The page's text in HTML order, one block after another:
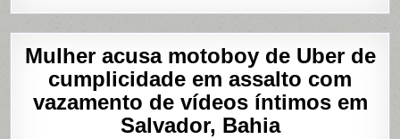
Mulher acusa motoboy de Uber de
cumplicidade em assalto com
vazamento de vídeos íntimos em
Salvador, Bahia